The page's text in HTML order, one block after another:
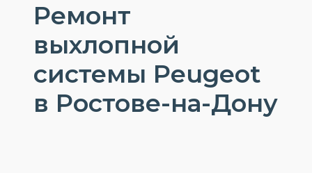
Ремонт
выхлопной
системы Peugeot
в Ростове-на-Дону